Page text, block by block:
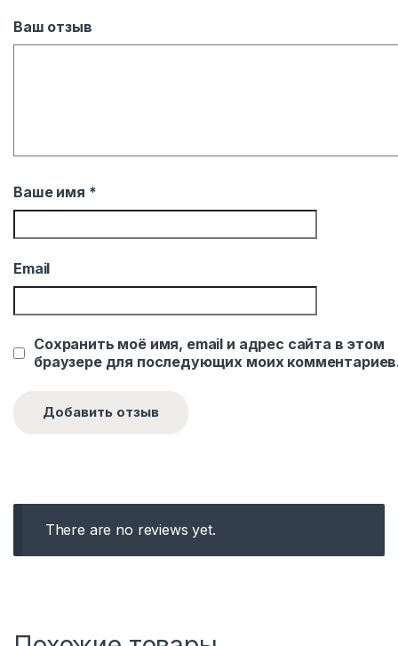
Ваш отзыв
Ваше имя *
Email
Сохранить моё имя, email и адрес сайта в этом
браузере для последующих моих
There are no reviews yet.